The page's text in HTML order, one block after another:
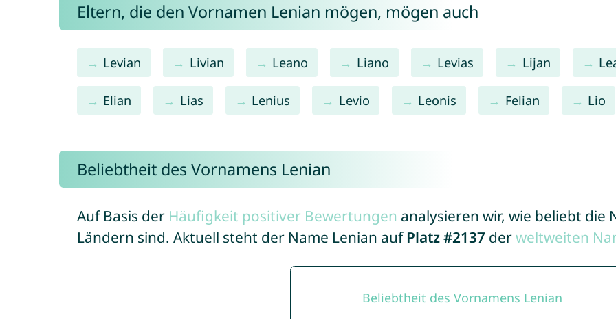
Eltern, die den Vornamen Lenian mögen, mögen auch
Levian Livian Leano Liano Levias Lijan
Elian Lias Lenius Levio Leonis Felian Lio
Beliebtheit des Vornamens Lenian
Auf Basis der Häufigkeit positiver Bewertungen analysieren wir, wie beliebt die
Ländern sind. Aktuell steht der Name Lenian auf Platz #2137 derweltweiten